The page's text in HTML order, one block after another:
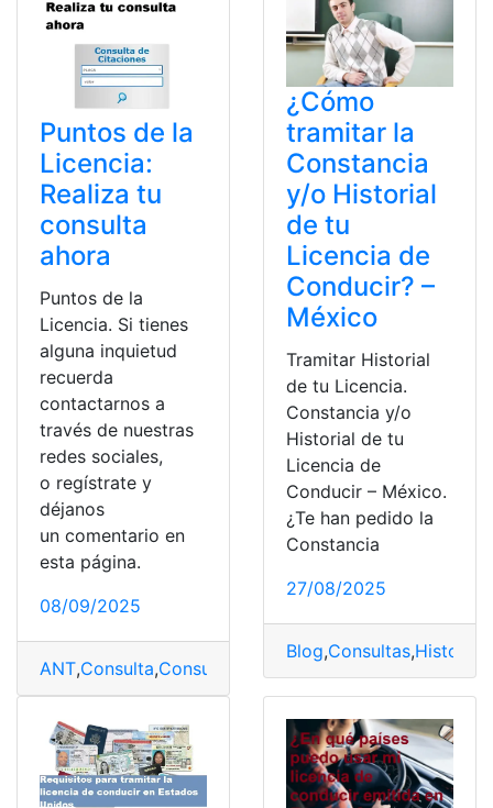
Puntos de la
Licencia:
Realiza tu
consulta
ahora
Puntos de la
Licencia. Si tienes
alguna inquietud
recuerda
contactarnos a
través de nuestras
redes sociales,
o regístrate y
déjanos
un comentario en
esta página.
08/09/2025
ANT,Consulta,Consulta online licencia Licencia de
¿Cómo
tramitar la
Constancia
y/o Historial
de tu
Licencia de
Conducir? –
México
Tramitar Historial
de tu Licencia.
Constancia y/o
Historial de tu
Licencia de
Conducir – México.
¿Te han pedido la
Constancia
27/08/2025
Blog,Consultas,Historial